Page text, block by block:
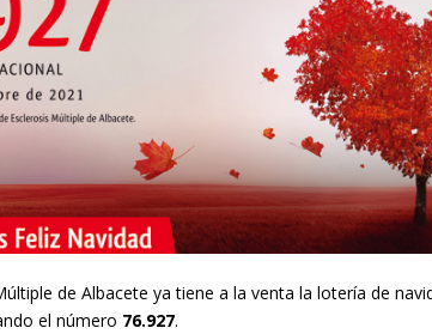
de Albacete ya tiene a la venta la lotería de
el número 76.927.